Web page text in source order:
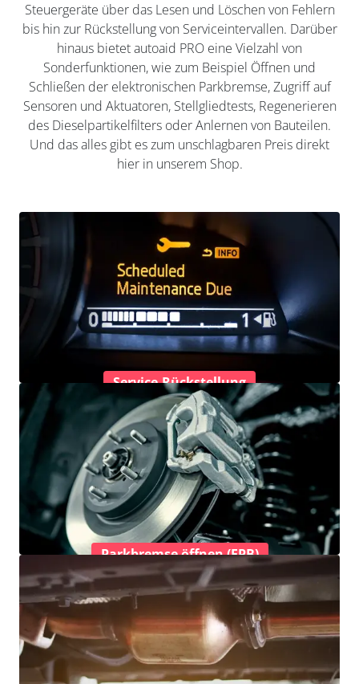
Steuergeräte über das Lesen und Löschen von Fehlern
bis hin zur Rückstellung von Serviceintervallen. Darüber
hinaus bietet autoaid PRO eine Vielzahl von
Sonderfunktionen, wie zum Beispiel Öffnen und
Schließen der elektronischen Parkbremse, Zugriff auf
Sensoren und Aktuatoren, Stellgliedtests, Regenerieren
des Dieselpartikelfilters oder Anlernen von Bauteilen.
Und das alles gibt es zum unschlagbaren Preis direkt
hier in unserem Shop.
Service-Rückstellung
Parkbremse öffnen (EPB)